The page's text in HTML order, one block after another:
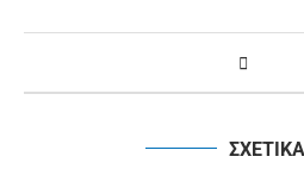
ΣΧΕΤΙΚΑ